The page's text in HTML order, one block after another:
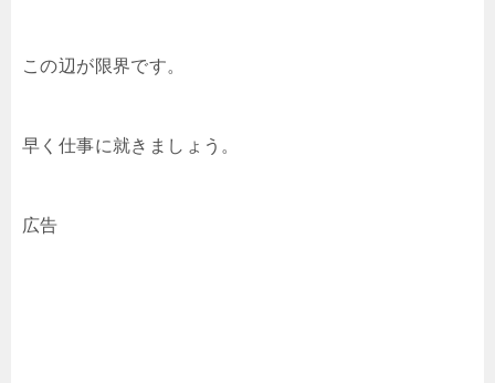
この辺が限界です。
早く仕事に就きましょう。
広告